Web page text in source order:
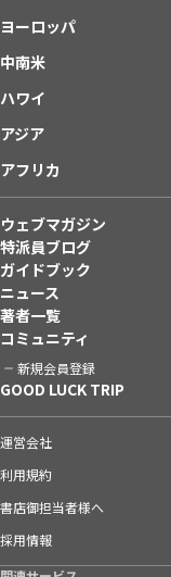
ヨーロッパ
中南米
ハワイ
アジア
アフリカ
ウェブマガジン
特派員ブログ
ガイドブック
ニュース
著者一覧
コミュニティ
新規会員登録
GOOD LUCK TRIP
運営会社
利用規約
書店御担当者様へ
採用情報